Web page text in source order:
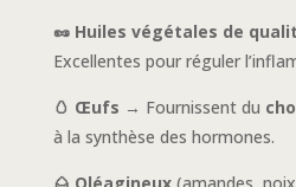
🥜 Huiles végétales de
Excellentes pour réguler
🥚 Œufs → Fournissent du
à la synthèse des hormones.